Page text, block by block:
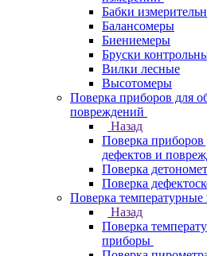
Бабки
Балансомеры
Биениемеры
Бруски
Вилки лесные
Высотомеры
Поверка приборов для
повреждений
Назад
Поверка
дефектов и
Поверка
Поверка
Поверка
Назад
Поверка
приборы